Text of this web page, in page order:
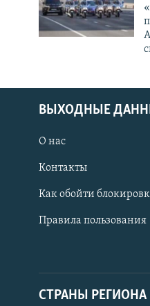
ВЫХОДНЫЕ
О нас
Контакты
Как обойти
Правила пользования
СТРАНЫ РЕГИОНА